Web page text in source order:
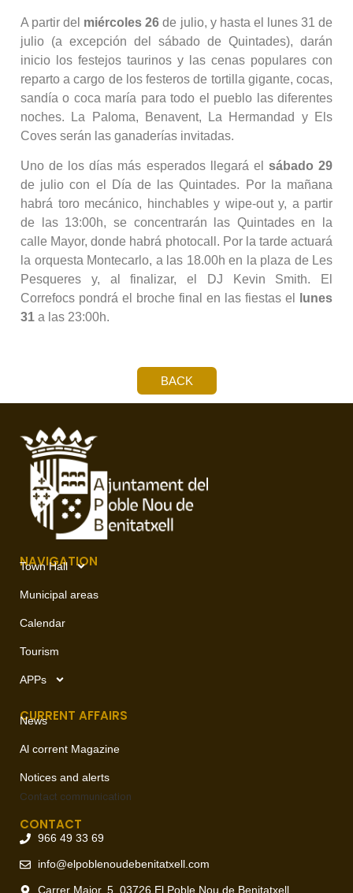
A partir del miércoles 26 de julio, y hasta el lunes 31 de
julio (a excepción del sábado de Quintades), darán
inicio los festejos taurinos y las cenas populares con
reparto a cargo de los festeros de tortilla gigante, cocas,
sandía o coca maría para todo el pueblo las diferentes
noches. La Paloma, Benavent, La Hermandad y Els
Coves serán las ganaderías invitadas.
Uno de los días más esperados llegará el sábado 29
de julio con el Día de las Quintades. Por la mañana
habrá toro mecánico, hinchables y wipe-out y, a partir
de las 13:00h, se concentrarán las Quintades en la
calle Mayor, donde habrá photocall. Por la tarde actuará
la orquesta Montecarlo, a las 18.00h en la plaza de Les
Pesqueres y, al finalizar, el DJ Kevin Smith. El
Correfocs pondrá el broche final en las fiestas el
lunes
31 a las 23:00h.
BACK
NAVIGATION
Town Hall
Municipal areas
Calendar
Tourism
APPs
CURRENT AFFAIRS
News
Al corrent Magazine
Notices and alerts
Contact communication
CONTACT
966 49 33 69
info@elpoblenoudebenitatxell.com
Carrer Major, 5, 03726 El Poble Nou de Benitatxell